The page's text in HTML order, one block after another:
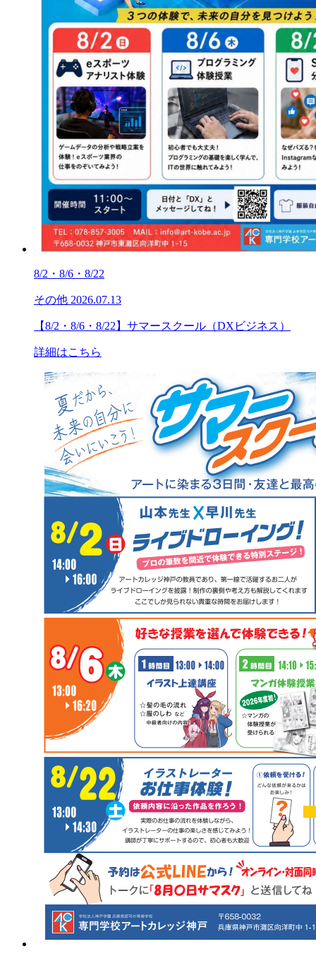
8/2・8/6・8/22
その他 2026.07.13
【8/2・8/6・8/22】サマースクール（DXビジネス）
詳細はこちら